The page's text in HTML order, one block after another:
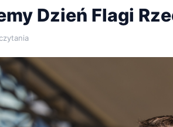
Dzień Flagi